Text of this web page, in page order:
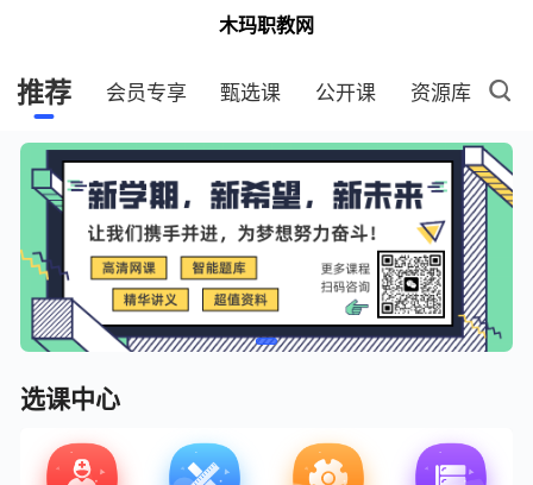
木玛职教网
推荐 会员专享 甄选课 公开课 资源库
选课中心